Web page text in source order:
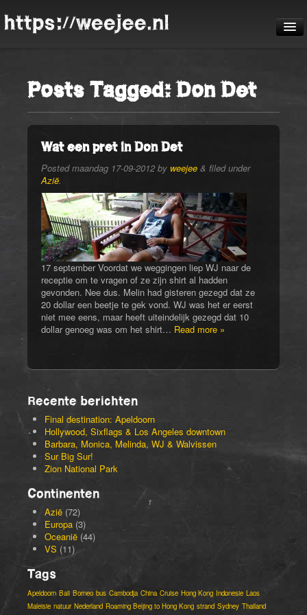
https://weejee.nl
Blog
Pheauteaux
De route
Posts Tagged:Don Det
Wat een pret in Don Det
Postedmaandag 17-09-2012by weejee & filed under
Azië.
17 september Voordat we weggingen liep WJ naar de
receptie om te vragen of ze zijn shirt al hadden
gevonden. Nee dus. Melin had gisteren gezegd dat ze
20 dollar een beetje te gek vond. WJ was het er eerst
niet mee eens, maar heeft uiteindelijk gezegd dat 10
dollar genoeg was om het shirt… Read more »
Recente berichten
Final destination: Apeldoorn
Hollywood, Sixflags & Los Angeles downtown
Barbara, Monica, Melinda, WJ & Walvissen
Sur Big Sur!
Zion National Park
Continenten
Azië (72)
Europa (3)
Oceanië (44)
VS (11)
Tags
Apeldoorn Bali Borneo bus Cambodja China Cruise Hong Kong Indonesie Laos
Maleisie natuur Nederland Roaming Beijing to Hong Kong strand Sydney Thailand